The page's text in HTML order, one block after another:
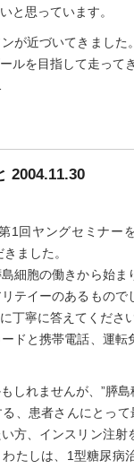
と思っています。
が近づいてきまし
ルを目指して走って
2004.11.30
1回ヤングセミナー
ました。
細胞の働きから始
テイーのあるもの
丁寧に答えてくださ
ドと携帯電話、運
しれませんが、”膵
、患者さんにとっ
方、インスリン注
たしは、1型糖尿病